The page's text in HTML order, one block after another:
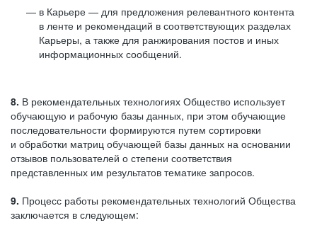
в Карьере — для предложения релевантного контента
в ленте и рекомендаций в соответствующих разделах
Карьеры, а также для ранжирования постов и иных
информационных сообщений.
8. В рекомендательных технологиях Общество использует
обучающую и рабочую базы данных, при этом обучающие
последовательности формируются путем сортировки
и обработки матриц обучающей базы данных на основании
отзывов пользователей о степени соответствия
представленных им результатов тематике запросов.
9. Процесс работы рекомендательных технологий Общества
заключается в следующем: